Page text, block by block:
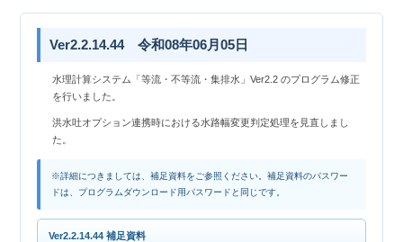
Ver2.2.14.44 令和08年06月05日
水理計算システム「等流・不等流・集排水」Ver2.2 のプログラム修正
を行いました。
洪水吐オプション連携時における水路幅変更判定処理を見直しまし
た。
※詳細につきましては、補足資料をご参照ください。補足資料のパスワー
ドは、プログラムダウンロード用パスワードと同じです。
Ver2.2.14.44 補足資料